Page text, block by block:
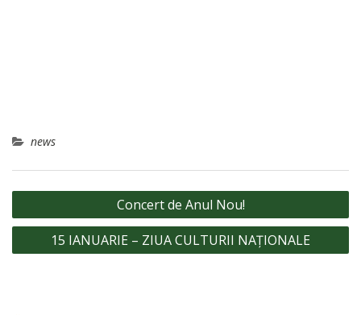
news
Navigare
în
articole
Concert de Anul Nou!
15 IANUARIE – ZIUA CULTURII NAȚIONALE